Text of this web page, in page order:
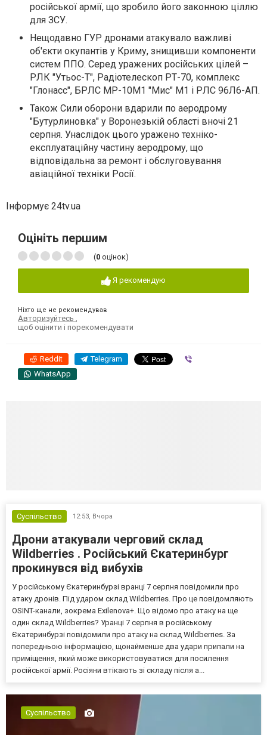
російської армії, що зробило його законною ціллю
для ЗСУ.
Нещодавно ГУР дронами атакувало важливі
об'єкти окупантів у Криму, знищивши компоненти
систем ППО. Серед уражених російських цілей –
РЛК "Утьос-Т", Радіотелескоп РТ-70, комплекс
"Глонасс", БРЛС МР-10М1 "Мис" М1 і РЛС 96Л6-АП.
Також Сили оборони вдарили по аеродрому
"Бутурлиновка" у Воронезькій області вночі 21
серпня. Унаслідок цього уражено техніко-
експлуатаційну частину аеродрому, що
відповідальна за ремонт і обслуговування
авіаційної техніки Росії.
Інформує 24tv.ua
Оцініть першим
(0 оцінок)
Я рекомендую
Ніхто ще не рекомендував
Авторизуйтесь ,
щоб оцінити і порекомендувати
Reddit Telegram
WhatsApp
Суспільство 12:53, Вчора
Дрони атакували черговий склад
Wildberries . Російський Єкатеринбург
прокинувся від вибухів
У російському Єкатеринбурзі вранці 7 серпня повідомили про
атаку дронів. Під ударом склад Wildberries. Про це повідомляють
OSINT-канали, зокрема Exilenova+. Що відомо про атаку на ще
один склад Wildberries? Уранці 7 серпня в російському
Єкатеринбурзі повідомили про атаку на склад Wildberries. За
попередньою інформацією, щонайменше два удари припали на
приміщення, який може використовуватися для посилення
російської армії. Росіяни втікають зі складу після а...
Суспільство